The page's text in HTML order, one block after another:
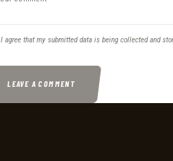
I agree that my submitted data is being collected and